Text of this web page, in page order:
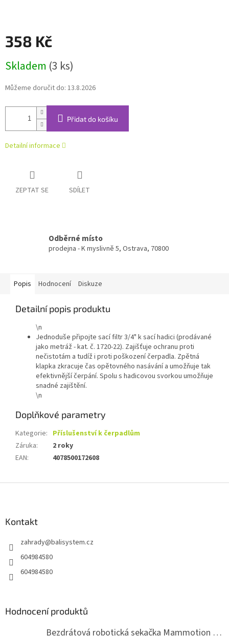
358 Kč
cena:
Skladem (3 ks)
Můžeme doručit do: 13.8.2026
Přidat do košíku
Detailní informace
ZEPTAT SE SDÍLET
Odběrné místo
prodejna - K myslivně 5, Ostrava, 70800
Popis Hodnocení Diskuze
Detailní popis produktu
\n
Jednoduše připojte sací filtr 3/4" k sací hadici (prodávané
jako metráž - kat. č. 1720-22). Zajišťuje ochranu proti
nečistotám a tudíž i proti poškození čerpadla. Zpětná
klapka zkracuje čas opětovného nasávání a umožňuje tak
efektivnější čerpání. Spolu s hadicovou svorkou umožňuje
snadné zajištění.
\n
Doplňkové parametry
Kategorie: Příslušenství k čerpadlům
Záruka:
2 roky
EAN: 4078500172608
Kontakt
zahrady@balisystem.cz
604984580
604984580
Hodnocení produktů
Bezdrátová robotická sekačka Mammotion LUBA mini 2 1500